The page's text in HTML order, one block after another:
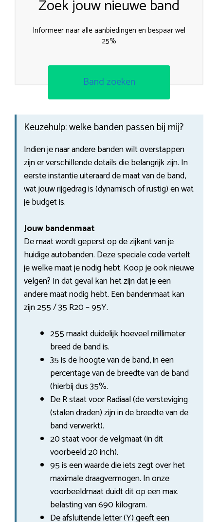
Zoek jouw nieuwe band
Informeer naar alle aanbiedingen en bespaar wel
25%
Band zoeken
Keuzehulp: welke banden passen bij mij?
Indien je naar andere banden wilt overstappen
zijn er verschillende details die belangrijk zijn. In
eerste instantie uiteraard de maat van de band,
wat jouw rijgedrag is (dynamisch of rustig) en wat
je budget is.
Jouw bandenmaat
De maat wordt geperst op de zijkant van je
huidige autobanden. Deze speciale code vertelt
je welke maat je nodig hebt. Koop je ook nieuwe
velgen? In dat geval kan het zijn dat je een
andere maat nodig hebt. Een bandenmaat kan
zijn 255 / 35 R20 – 95Y.
255 maakt duidelijk hoeveel millimeter
breed de band is.
35 is de hoogte van de band, in een
percentage van de breedte van de band
(hierbij dus 35%.
De R staat voor Radiaal (de versteviging
(stalen draden) zijn in de breedte van de
band verwerkt).
20 staat voor de velgmaat (in dit
voorbeeld 20 inch).
95 is een waarde die iets zegt over het
maximale draagvermogen. In onze
voorbeeldmaat duidt dit op een max.
belasting van 690 kilogram.
De afsluitende letter (Y) geeft een